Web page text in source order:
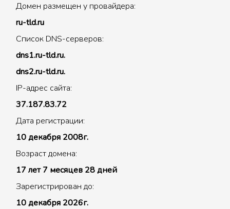
Домен размещен у провайдера:
ru-tld.ru
Список DNS-серверов:
dns1.ru-tld.ru.
dns2.ru-tld.ru.
IP-адрес сайта:
37.187.83.72
Дата регистрации:
10 декабря 2008г.
Возраст домена:
17 лет 7 месяцев 28 дней
Зарегистрирован до:
10 декабря 2026г.